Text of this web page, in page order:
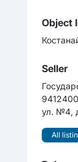
Object
Seller
ул. №4,
All